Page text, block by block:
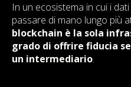
In un ecosistema in cui i
passare di mano lungo più
blockchain è la sola
grado di offrire fiducia
un intermediario.